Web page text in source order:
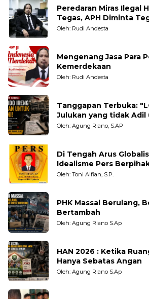
Peredaran Miras Ilegal
Tegas, APH Diminta
Tanpa Pandang Bulu
Oleh: Rudi Andesta
Mengenang Jasa Para
Kemerdekaan
Oleh: Rudi Andesta
Tanggapan Terbuka:
Julukan yang tidak Adil untuk Wartawan,
Pengamat dan LSM
Oleh: Agung Riano, S.AP
Di Tengah Arus
Idealisme Pers
Oleh: Toni Alfian, S.P.
PHK Massal Berulang,
Bertambah
Oleh: Agung Riano S.Ap
HAN 2026 : Ketika
Hanya Sebatas Angan
Oleh: Agung Riano S.Ap